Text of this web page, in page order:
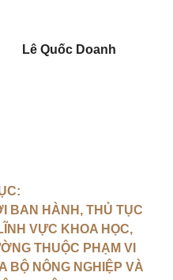
Lê Quốc Doanh
BAN HÀNH, THỦ TỤC
VỰC KHOA HỌC,
THUỘC PHẠM VI
BỘ NÔNG NGHIỆP VÀ